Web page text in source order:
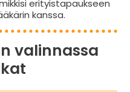
erityistapaukseen
kanssa.
valinnassa